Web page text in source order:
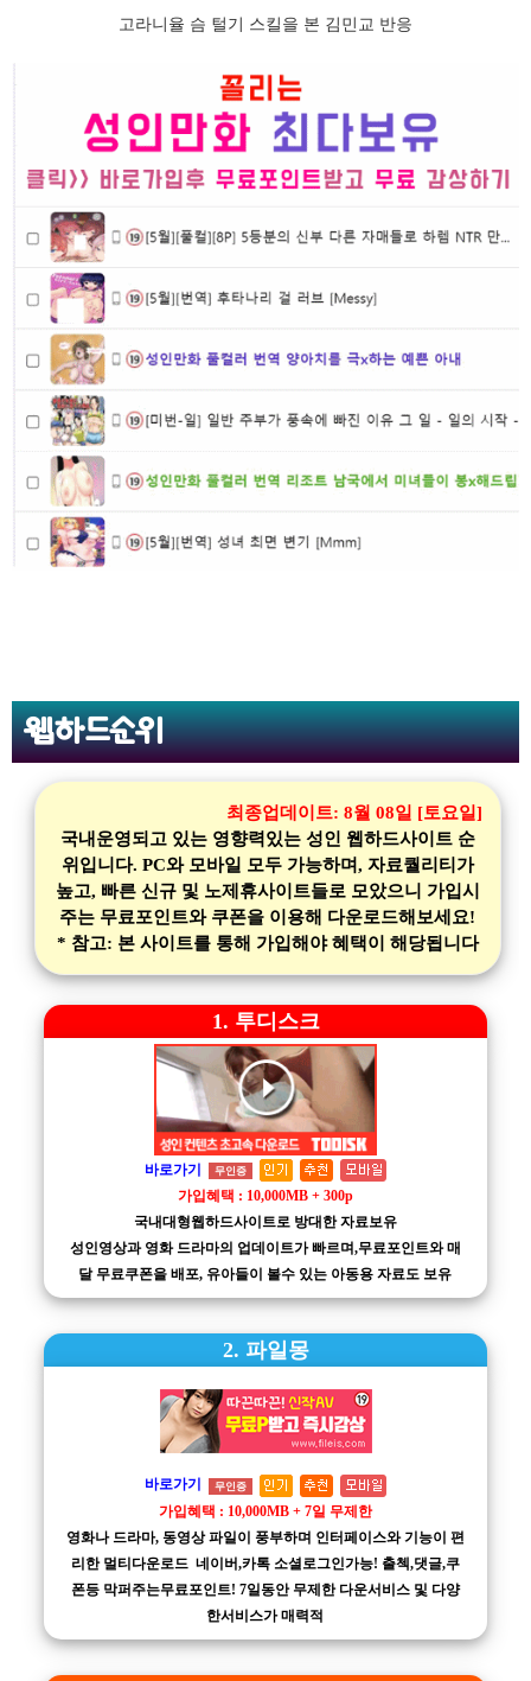
고라니율 슴 털기 스킬을 본 김민교 반응
웹하드순위
최종업데이트: 8월 08일 [토요일]
국내운영되고 있는 영향력있는 성인 웹하드사이트 순
위입니다. PC와 모바일 모두 가능하며, 자료퀄리티가
높고, 빠른 신규 및 노제휴사이트들로 모았으니 가입시
주는 무료포인트와 쿠폰을 이용해 다운로드해보세요!
* 참고: 본 사이트를 통해 가입해야 혜택이 해당됩니다
1. 투디스크
바로가기 무인증
가입혜택 : 10,000MB + 300p
국내대형웹하드사이트로 방대한 자료보유
성인영상과 영화 드라마의 업데이트가 빠르며,무료포인트와 매
달 무료쿠폰을 배포, 유아들이 볼수 있는 아동용 자료도 보유
2. 파일몽
바로가기 무인증
가입혜택 : 10,000MB + 7일 무제한
영화나 드라마, 동영상 파일이 풍부하며 인터페이스와 기능이 편
리한 멀티다운로드 네이버,카톡 소셜로그인가능! 출첵,댓글,쿠
폰등 막퍼주는무료포인트! 7일동안 무제한 다운서비스 및 다양
한서비스가 매력적